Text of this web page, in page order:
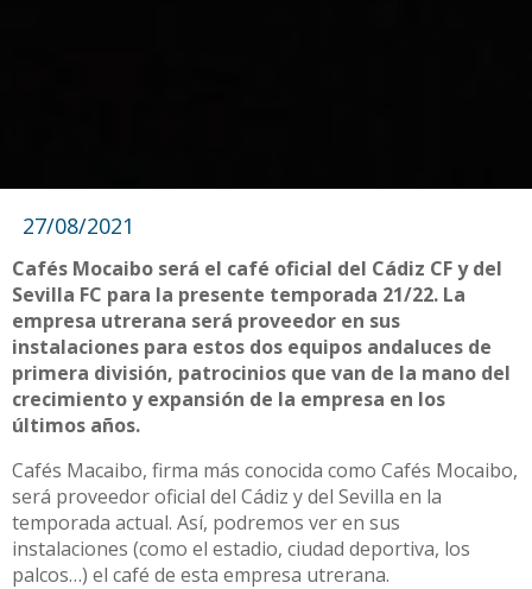
27/08/2021
Cafés Mocaibo será el café oficial del Cádiz CF y del
Sevilla FC para la presente temporada 21/22. La
empresa utrerana será proveedor en sus
instalaciones para estos dos equipos andaluces de
primera división, patrocinios que van de la mano del
crecimiento y expansión de la empresa en los
últimos años.
Cafés Macaibo, firma más conocida como Cafés Mocaibo,
será proveedor oficial del Cádiz y del Sevilla en la
temporada actual. Así, podremos ver en sus
instalaciones (como el estadio, ciudad deportiva, los
palcos…) el café de esta empresa utrerana.